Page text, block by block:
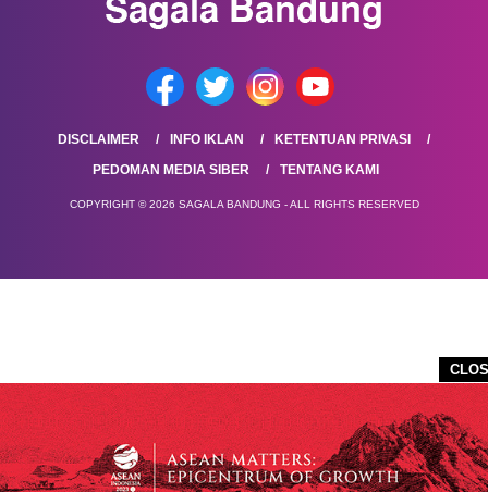
DISCLAIMER INFO IKLAN
KETENTUAN PRIVASI
PEDOMAN MEDIA SIBER
TENTANG KAMI
COPYRIGHT © 2026 SAGALA BANDUNG - ALL RIGHTS RESERVED